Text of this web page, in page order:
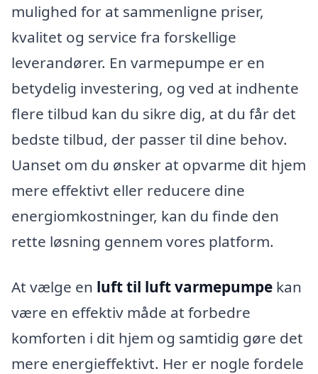
mulighed for at sammenligne priser,
kvalitet og service fra forskellige
leverandører. En varmepumpe er en
betydelig investering, og ved at indhente
flere tilbud kan du sikre dig, at du får det
bedste tilbud, der passer til dine behov.
Uanset om du ønsker at opvarme dit hjem
mere effektivt eller reducere dine
energiomkostninger, kan du finde den
rette løsning gennem vores platform.
At vælge en luft til luft varmepumpe kan
være en effektiv måde at forbedre
komforten i dit hjem og samtidig gøre det
mere energieffektivt. Her er nogle fordele